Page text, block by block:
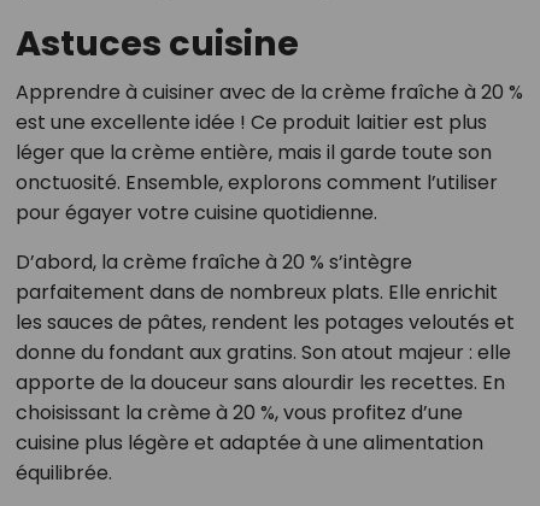
Astuces cuisine
Apprendre à cuisiner avec de la crème fraîche à 20 %
est une excellente idée ! Ce produit laitier est plus
léger que la crème entière, mais il garde toute son
onctuosité. Ensemble, explorons comment l’utiliser
pour égayer votre cuisine quotidienne.
D’abord, la crème fraîche à 20 % s’intègre
parfaitement dans de nombreux plats. Elle enrichit
les sauces de pâtes, rendent les potages veloutés et
donne du fondant aux gratins. Son atout majeur : elle
apporte de la douceur sans alourdir les recettes. En
choisissant la crème à 20 %, vous profitez d’une
cuisine plus légère et adaptée à une alimentation
équilibrée.